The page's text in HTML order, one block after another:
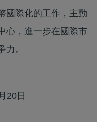
國際化的工作，主動
心，進一步在國際市
。
20日